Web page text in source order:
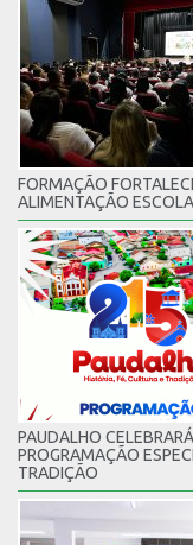
FORMAÇÃO
ALIMENTAÇÃO
PAUDALHO
PROGRAMAÇÃO
TRADIÇÃO